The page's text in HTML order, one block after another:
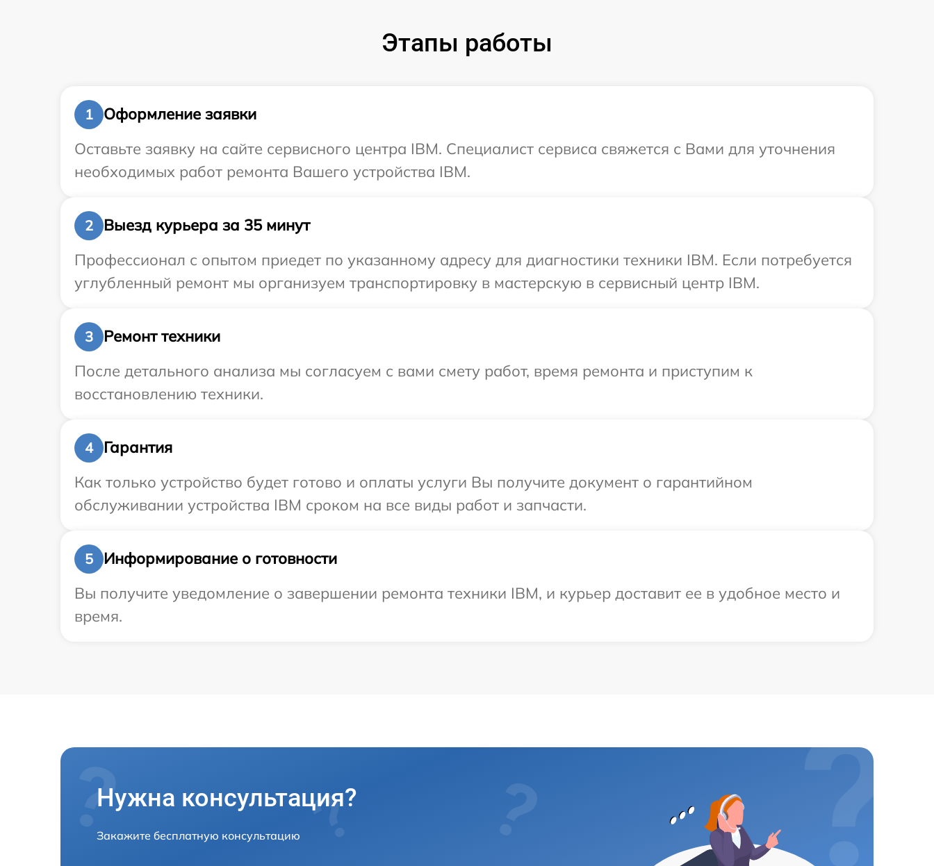
Этапы работы
1
Оформление заявки
Оставьте заявку на сайте сервисного центра IBM. Специалист сервиса свяжется с Вами для уточнения
необходимых работ ремонта Вашего устройства IBM.
2
Выезд курьера за 35 минут
Профессионал с опытом приедет по указанному адресу для диагностики техники IBM. Если потребуется
углубленный ремонт мы организуем транспортировку в мастерскую в сервисный центр IBM.
3
Ремонт техники
После детального анализа мы согласуем с вами смету работ, время ремонта и приступим к
восстановлению техники.
4
Гарантия
Как только устройство будет готово и оплаты услуги Вы получите документ о гарантийном
обслуживании устройства IBM сроком на все виды работ и запчасти.
5
Информирование о готовности
Вы получите уведомление о завершении ремонта техники IBM, и курьер доставит ее в удобное место и
время.
Нужна консультация?
Закажите бесплатную консультацию